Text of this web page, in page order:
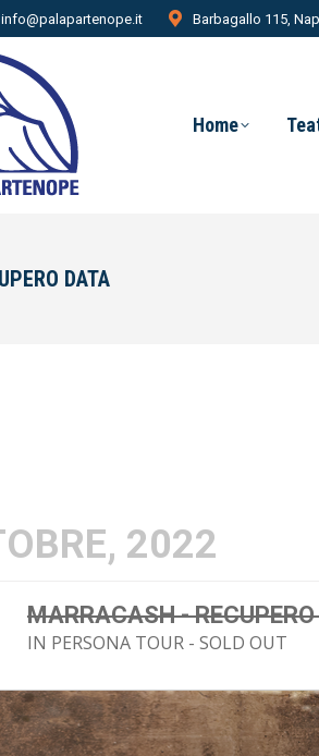
info@palapartenope.it Barbagallo 115,
Home
DATA
2022
MARRACASH -
IN PERSONA TOUR - SOLD OUT